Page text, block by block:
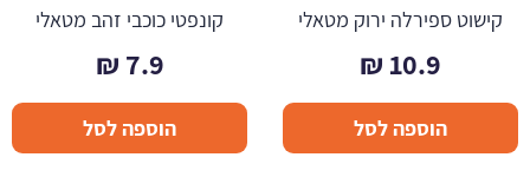
קישוט ספירלה ירוק מטאלי
10.9
₪
הוספה לסל
קונפטי כוכבי זהב מטאלי
7.9
₪
הוספה לסל